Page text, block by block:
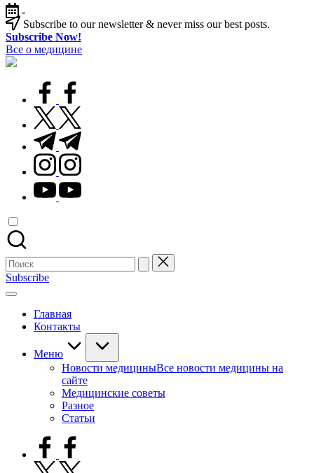
Перейти
к
содержимому
-
Subscribe to our newsletter & never miss our best posts.
Subscribe Now!
Все о медицине
Лечитесь
facebook.com
twitter.com
t.me
instagram.com
youtube.com
Поиск
для:
Subscribe
Главная
Контакты
Меню
Новости медициныВсе новости медицины на
сайте
Медицинские советы
Разное
Статьи
facebook.com
twitter.com